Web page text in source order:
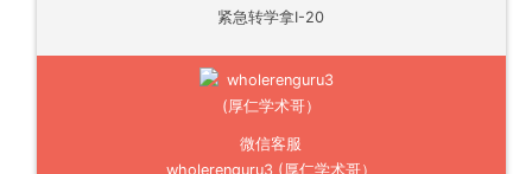
紧急转学拿I-20
微信客服
wholerenguru3 (厚仁学术哥）